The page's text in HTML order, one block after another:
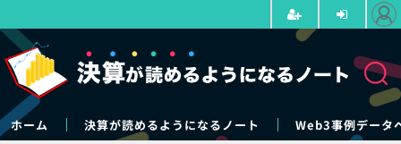
ホーム 決算が読めるようになるノート Web3事例データ